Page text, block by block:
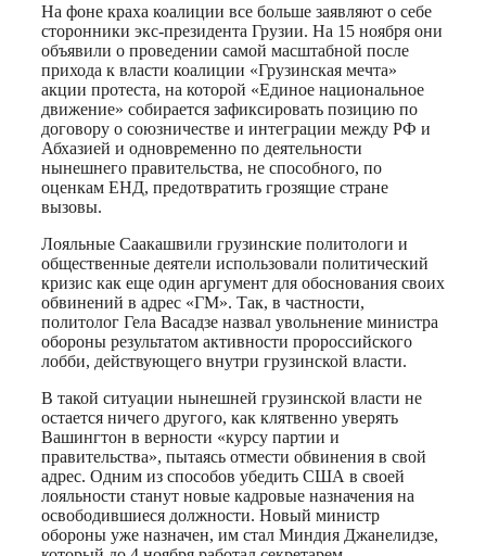
На фоне краха коалиции все больше заявляют о себе
сторонники экс-президента Грузии. На 15 ноября они
объявили о проведении самой масштабной после
прихода к власти коалиции «Грузинская мечта»
акции протеста, на которой «Единое национальное
движение» собирается зафиксировать позицию по
договору о союзничестве и интеграции между РФ и
Абхазией и одновременно по деятельности
нынешнего правительства, не способного, по
оценкам ЕНД, предотвратить грозящие стране
вызовы.
Лояльные Саакашвили грузинские политологи и
общественные деятели использовали политический
кризис как еще один аргумент для обоснования своих
обвинений в адрес «ГМ». Так, в частности,
политолог Гела Васадзе назвал увольнение министра
обороны результатом активности пророссийского
лобби, действующего внутри грузинской власти.
В такой ситуации нынешней грузинской власти не
остается ничего другого, как клятвенно уверять
Вашингтон в верности «курсу партии и
правительства», пытаясь отмести обвинения в свой
адрес. Одним из способов убедить США в своей
лояльности станут новые кадровые назначения на
освободившиеся должности. Новый министр
обороны уже назначен, им стал Миндия Джанелидзе,